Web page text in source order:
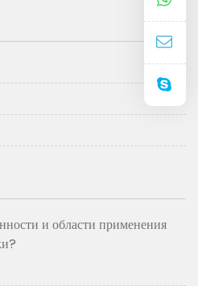
и области применения